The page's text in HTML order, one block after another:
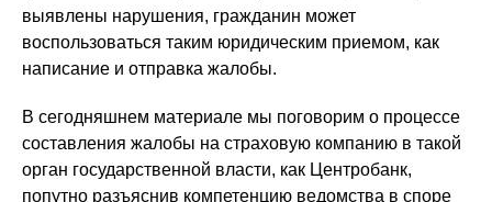
выявлены нарушения, гражданин может
воспользоваться таким юридическим приемом, как
написание и отправка жалобы.
В сегодняшнем материале мы поговорим о процессе
составления жалобы на страховую компанию в такой
орган государственной власти, как Центробанк,
попутно разъяснив компетенцию ведомства в споре